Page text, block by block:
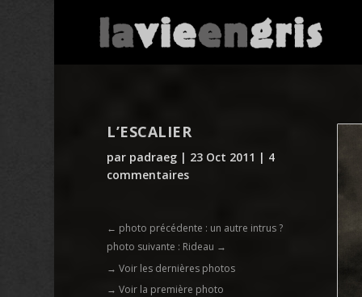
L’ESCALIER
par padraeg | 23 Oct 2011 | 4
commentaires
← photo précédente : un autre intrus ?
photo suivante : Rideau →
→ Voir les dernières photos
→ Voir la première photo